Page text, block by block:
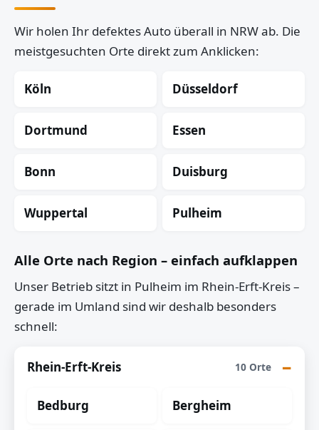
Wir holen Ihr defektes Auto überall in NRW ab. Die
meistgesuchten Orte direkt zum Anklicken:
Köln Düsseldorf
Dortmund Essen
Bonn Duisburg
Wuppertal Pulheim
Alle Orte nach Region – einfach aufklappen
Unser Betrieb sitzt in Pulheim im Rhein-Erft-Kreis –
gerade im Umland sind wir deshalb besonders
schnell:
Rhein-Erft-Kreis 10 Orte
Bedburg Bergheim